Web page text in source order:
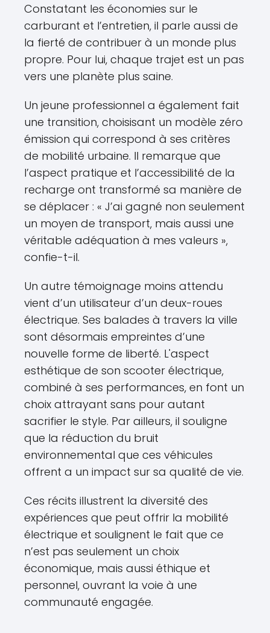
Constatant les économies sur le
carburant et l’entretien, il parle aussi de
la fierté de contribuer à un monde plus
propre. Pour lui, chaque trajet est un pas
vers une planète plus saine.
Un jeune professionnel a également fait
une transition, choisisant un modèle zéro
émission qui correspond à ses critères
de mobilité urbaine. Il remarque que
l’aspect pratique et l’accessibilité de la
recharge ont transformé sa manière de
se déplacer : « J’ai gagné non seulement
un moyen de transport, mais aussi une
véritable adéquation à mes valeurs »,
confie-t-il.
Un autre témoignage moins attendu
vient d’un utilisateur d’un deux-roues
électrique. Ses balades à travers la ville
sont désormais empreintes d’une
nouvelle forme de liberté. L'aspect
esthétique de son scooter électrique,
combiné à ses performances, en font un
choix attrayant sans pour autant
sacrifier le style. Par ailleurs, il souligne
que la réduction du bruit
environnemental que ces véhicules
offrent a un impact sur sa qualité de vie.
Ces récits illustrent la diversité des
expériences que peut offrir la mobilité
électrique et soulignent le fait que ce
n’est pas seulement un choix
économique, mais aussi éthique et
personnel, ouvrant la voie à une
communauté engagée.